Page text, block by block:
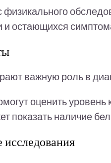
физикального
и остающихся
важную роль в
оценить
показать наличие